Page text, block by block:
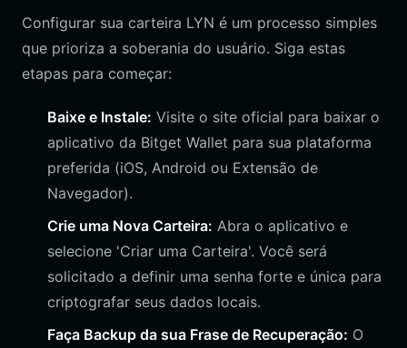
Configurar sua carteira LYN é um processo simples
que prioriza a soberania do usuário. Siga estas
etapas para começar:
Baixe e Instale: Visite o site oficial para baixar o
aplicativo da Bitget Wallet para sua plataforma
preferida (iOS, Android ou Extensão de
Navegador).
Crie uma Nova Carteira: Abra o aplicativo e
selecione 'Criar uma Carteira'. Você será
solicitado a definir uma senha forte e única para
criptografar seus dados locais.
Faça Backup da sua Frase de Recuperação: O